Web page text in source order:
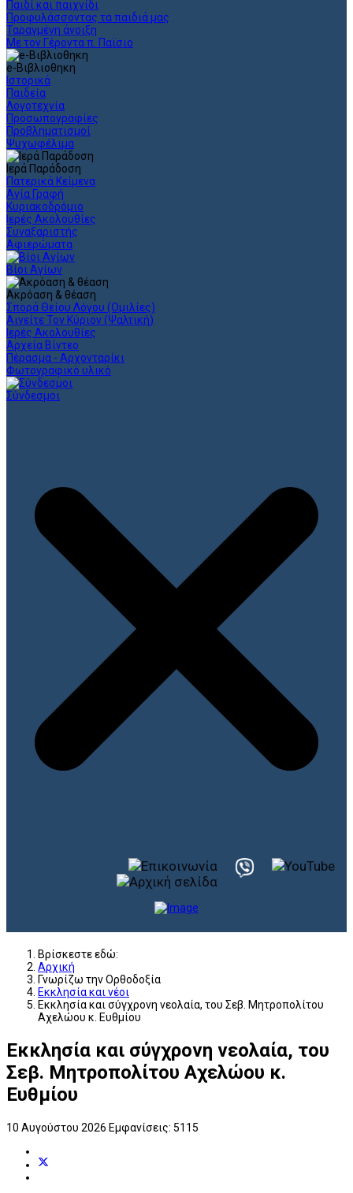
Παιδί και παιχνίδι
Προφυλάσσοντας τα παιδιά μας
Ταραγμένη άνοιξη
Με τον Γέροντα π. Παϊσιο
e-Βιβλιοθηκη
Ιστορικά
Παιδεία
Λογοτεχνία
Προσωπογραφίες
Προβληματισμοί
Ψυχωφέλιμα
Ιερά Παράδοση
Πατερικά Κείμενα
Αγία Γραφή
Κυριακοδρόμιο
Ιερές Ακολουθίες
Συναξαριστής
Αφιερώματα
Βίοι Αγίων
Ακρόαση & θέαση
Σπορά Θείου Λόγου (Ομιλίες)
Αινείτε Τον Κύριον (Ψαλτική)
Ιερές Ακολουθίες
Αρχεία Βίντεο
Πέρασμα - Αρχονταρίκι
Φωτογραφικό υλικό
Σύνδεσμοι
Βρίσκεστε εδώ:
Αρχική
Γνωρίζω την Ορθοδοξία
Εκκλησία και νέοι
Εκκλησία και σύγχρονη νεολαία, του Σεβ. Μητροπολίτου
Αχελώου κ. Ευθμίου
Εκκλησία και σύγχρονη νεολαία, του
Σεβ. Μητροπολίτου Αχελώου κ.
Ευθμίου
10 Αυγούστου 2026 Εμφανίσεις: 5115